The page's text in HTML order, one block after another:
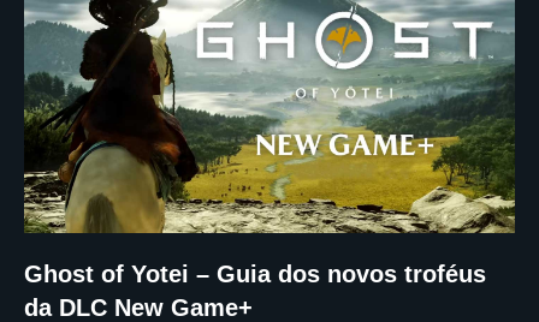
Ghost of Yotei – Guia dos novos troféus
da DLC New Game+